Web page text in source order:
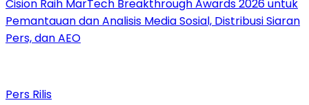
Cision Raih MarTech Breakthrough Awards 2026 untuk
Pemantauan dan Analisis Media Sosial, Distribusi Siaran
Pers, dan AEO
Pers Rilis